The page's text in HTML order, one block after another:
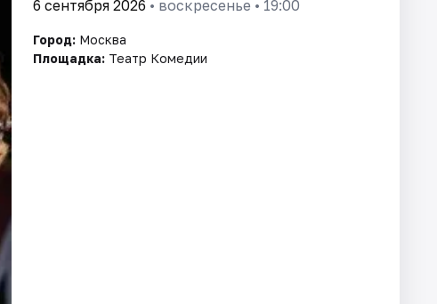
6 сентября 2026 • воскресенье • 19:00
Город: Москва
Площадка: Театр Комедии